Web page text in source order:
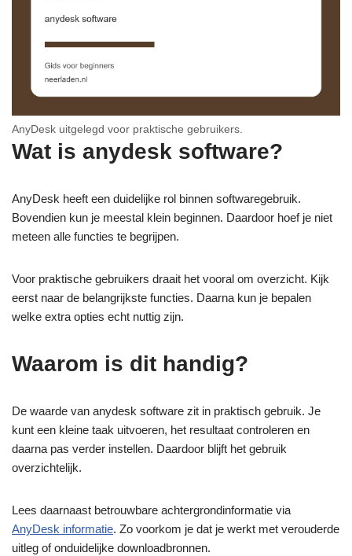
AnyDesk uitgelegd voor praktische gebruikers.
Wat is anydesk software?
AnyDesk heeft een duidelijke rol binnen softwaregebruik.
Bovendien kun je meestal klein beginnen. Daardoor hoef je niet
meteen alle functies te begrijpen.
Voor praktische gebruikers draait het vooral om overzicht. Kijk
eerst naar de belangrijkste functies. Daarna kun je bepalen
welke extra opties echt nuttig zijn.
Waarom is dit handig?
De waarde van anydesk software zit in praktisch gebruik. Je
kunt een kleine taak uitvoeren, het resultaat controleren en
daarna pas verder instellen. Daardoor blijft het gebruik
overzichtelijk.
Lees daarnaast betrouwbare achtergrondinformatie via
AnyDesk informatie. Zo voorkom je dat je werkt met verouderde
uitleg of onduidelijke downloadbronnen.